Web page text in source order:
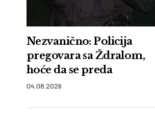
Nezvanično: Policija
pregovara sa Ždralom,
hoće da se preda
04.08.2026